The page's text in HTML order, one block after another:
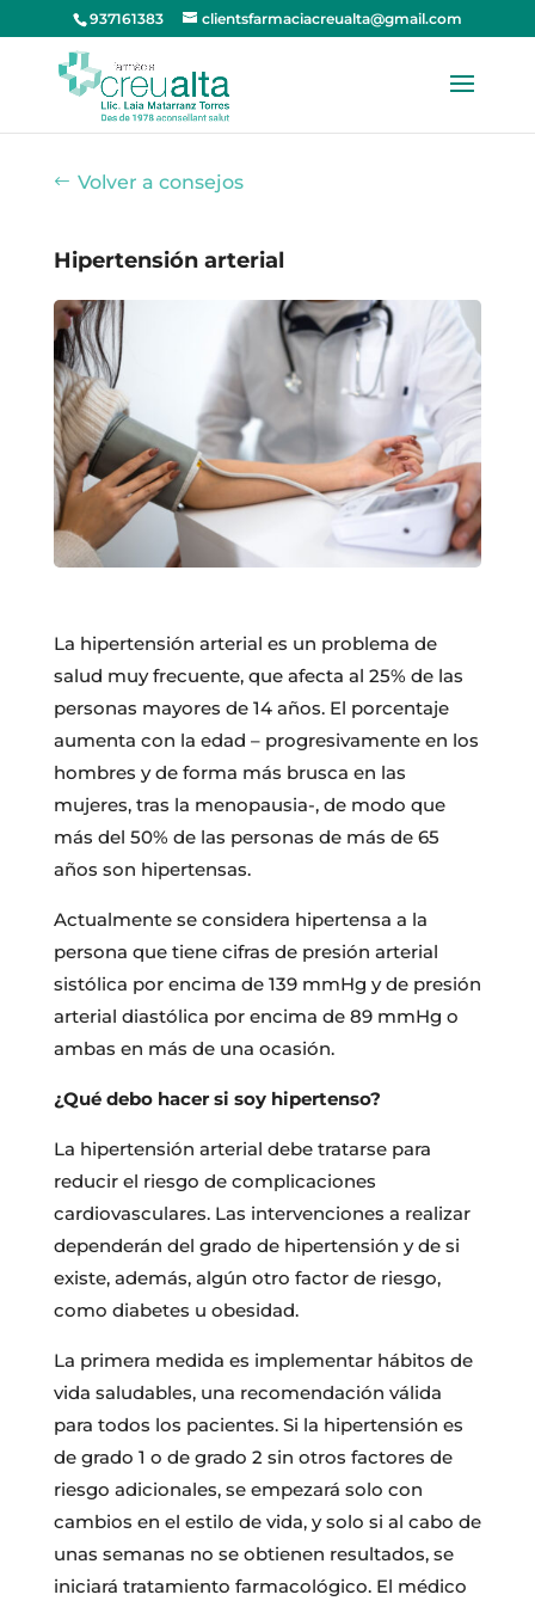
937161383 clientsfarmaciacreualta@gmail.com
Volver a consejos
Hipertensión arterial
La hipertensión arterial es un problema de
salud muy frecuente, que afecta al 25% de las
personas mayores de 14 años. El porcentaje
aumenta con la edad – progresivamente en los
hombres y de forma más brusca en las
mujeres, tras la menopausia-, de modo que
más del 50% de las personas de más de 65
años son hipertensas.
Actualmente se considera hipertensa a la
persona que tiene cifras de presión arterial
sistólica por encima de 139 mmHg y de presión
arterial diastólica por encima de 89 mmHg o
ambas en más de una ocasión.
¿Qué debo hacer si soy hipertenso?
La hipertensión arterial debe tratarse para
reducir el riesgo de complicaciones
cardiovasculares. Las intervenciones a realizar
dependerán del grado de hipertensión y de si
existe, además, algún otro factor de riesgo,
como diabetes u obesidad.
La primera medida es implementar hábitos de
vida saludables, una recomendación válida
para todos los pacientes. Si la hipertensión es
de grado 1 o de grado 2 sin otros factores de
riesgo adicionales, se empezará solo con
cambios en el estilo de vida, y solo si al cabo de
unas semanas no se obtienen resultados, se
iniciará tratamiento farmacológico. El médico